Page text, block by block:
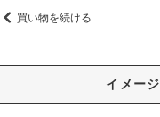
買い物を続ける
イメージ